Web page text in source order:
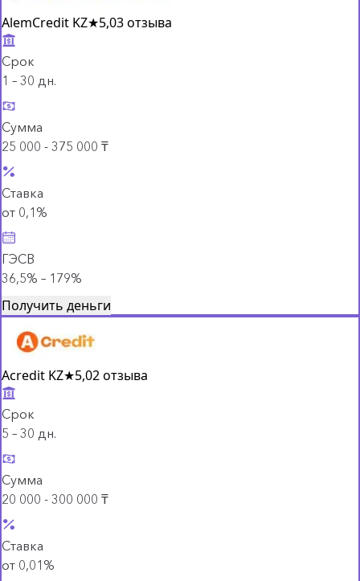
AlemCredit KZ★5,03 отзыва
Срок
1 – 30 дн.
Сумма
25 000 - 375 000 ₸
Ставка
от 0,1%
ГЭСВ
36,5% – 179%
Получить деньги
Acredit KZ★5,02 отзыва
Срок
5 – 30 дн.
Сумма
20 000 - 300 000 ₸
Ставка
от 0,01%